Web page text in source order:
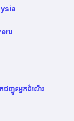
ញ្ជូនអ្នកដំណើរ